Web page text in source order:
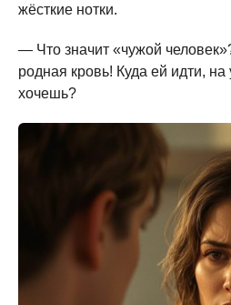
жёсткие нотки.
— Что значит «чужой
родная кровь! Куда ей идти, на
хочешь?